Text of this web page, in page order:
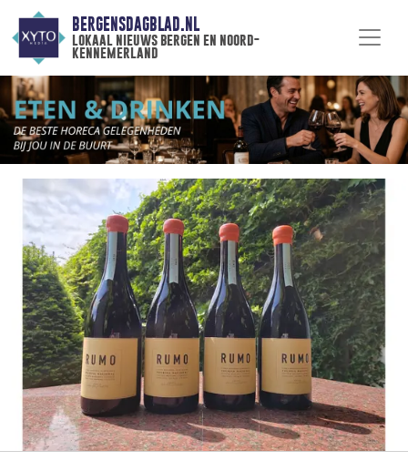
BERGENSDAGBLAD.NL
lokaal nieuws bergen en noord-
kennemerland